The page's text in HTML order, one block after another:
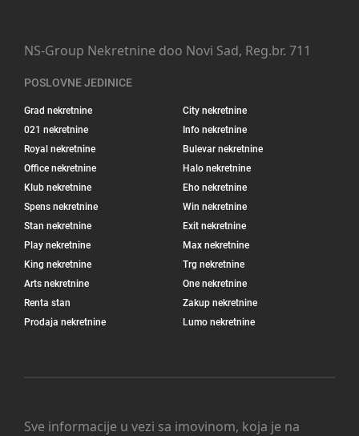
Sve informacije u vezi sa imovinom, koja je na
NS-Group Nekretnine doo Novi Sad, Reg.br. 711
POSLOVNE JEDINICE
Grad nekretnine
City nekretnine
021 nekretnine
Info nekretnine
Royal nekretnine
Bulevar nekretnine
Office nekretnine
Halo nekretnine
Klub nekretnine
Eho nekretnine
Spens nekretnine
Win nekretnine
Stan nekretnine
Exit nekretnine
Play nekretnine
Max nekretnine
King nekretnine
Trg nekretnine
Arts nekretnine
One nekretnine
Renta stan
Zakup nekretnine
Prodaja nekretnine
Lumo nekretnine